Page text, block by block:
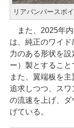
リアバンパースポ
また、2025年内
は、純正のワイ
力のある形状を
ー）製とすること
また、翼端板を
追求しつつ、ス
の流速を上げ、ダ
げている。